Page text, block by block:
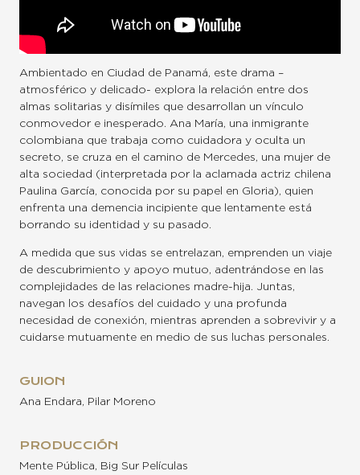
Ambientado en Ciudad de Panamá, este drama –
atmosférico y delicado- explora la relación entre dos
almas solitarias y disímiles que desarrollan un vínculo
conmovedor e inesperado. Ana María, una inmigrante
colombiana que trabaja como cuidadora y oculta un
secreto, se cruza en el camino de Mercedes, una mujer de
alta sociedad (interpretada por la aclamada actriz chilena
Paulina García, conocida por su papel en Gloria), quien
enfrenta una demencia incipiente que lentamente está
borrando su identidad y su pasado.
A medida que sus vidas se entrelazan, emprenden un viaje
de descubrimiento y apoyo mutuo, adentrándose en las
complejidades de las relaciones madre-hija. Juntas,
navegan los desafíos del cuidado y una profunda
necesidad de conexión, mientras aprenden a sobrevivir y a
cuidarse mutuamente en medio de sus luchas personales.
GUION
Ana Endara, Pilar Moreno
PRODUCCIÓN
Mente Pública, Big Sur Películas